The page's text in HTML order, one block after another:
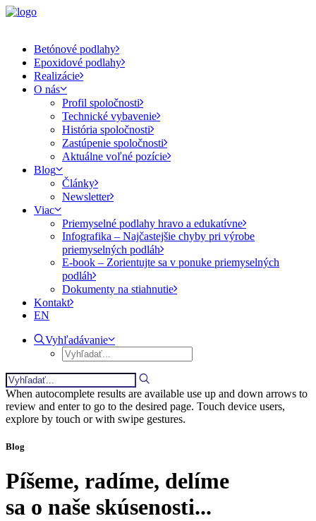
Betónové podlahy
Epoxidové podlahy
Realizácie
O nás
Profil spoločnosti
Technické vybavenie
História spoločnosti
Zastúpenie spoločnosti
Aktuálne voľné pozície
Blog
Články
Newsletter
Viac
Priemyselné podlahy hravo a edukatívne
Infografika – Najčastejšie chyby pri výrobe
priemyselných podláh
E-book – Zorientujte sa v ponuke priemyselných
podláh
Dokumenty na stiahnutie
Kontakt
EN
Vyhľadávanie
When autocomplete results are available use up and down arrows to
review and enter to go to the desired page. Touch device users,
explore by touch or with swipe gestures.
Blog
Píšeme, radíme, delíme
sa o naše skúsenosti...